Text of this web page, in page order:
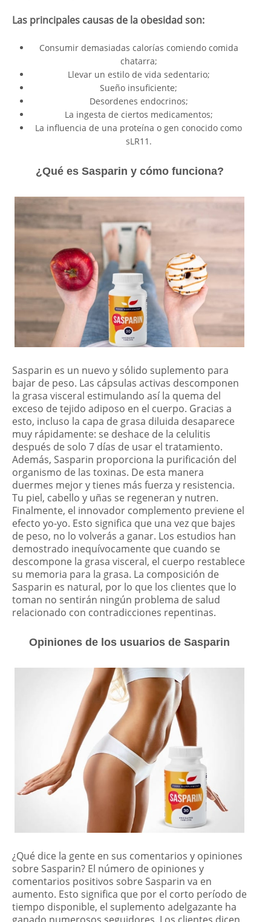
Las principales causas de la obesidad son:
Consumir demasiadas calorías comiendo comida
chatarra;
Llevar un estilo de vida sedentario;
Sueño insuficiente;
Desordenes endocrinos;
La ingesta de ciertos medicamentos;
La influencia de una proteína o gen conocido como
sLR11.
¿Qué es Sasparin y cómo funciona?
Sasparin es un nuevo y sólido suplemento para
bajar de peso. Las cápsulas activas descomponen
la grasa visceral estimulando así la quema del
exceso de tejido adiposo en el cuerpo. Gracias a
esto, incluso la capa de grasa diluida desaparece
muy rápidamente: se deshace de la celulitis
después de solo 7 días de usar el tratamiento.
Además, Sasparin proporciona la purificación del
organismo de las toxinas. De esta manera
duermes mejor y tienes más fuerza y resistencia.
Tu piel, cabello y uñas se regeneran y nutren.
Finalmente, el innovador complemento previene el
efecto yo-yo. Esto significa que una vez que bajes
de peso, no lo volverás a ganar. Los estudios han
demostrado inequívocamente que cuando se
descompone la grasa visceral, el cuerpo restablece
su memoria para la grasa. La composición de
Sasparin es natural, por lo que los clientes que lo
toman no sentirán ningún problema de salud
relacionado con contradicciones repentinas.
Opiniones de los usuarios de Sasparin
¿Qué dice la gente en sus comentarios y opiniones
sobre Sasparin? El número de opiniones y
comentarios positivos sobre Sasparin va en
aumento. Esto significa que por el corto período de
tiempo disponible, el suplemento adelgazante ha